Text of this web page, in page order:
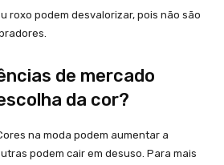
roxo podem desvalorizar, pois não são
de mercado
da cor?
na moda podem aumentar a
podem cair em desuso. Para mais